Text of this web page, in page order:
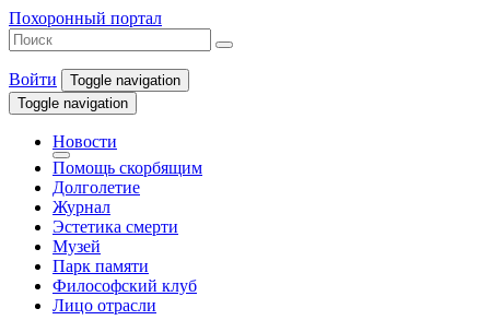
Похоронный портал
Войти
Toggle navigation
Toggle navigation
Новости
Помощь скорбящим
Долголетие
Журнал
Эстетика смерти
Музей
Парк памяти
Философский клуб
Лицо отрасли